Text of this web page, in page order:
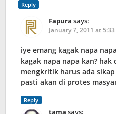
Reply
Fapura says:
January 7, 2011 at
iye emang kagak napa
kagak napa napa kan? hak
mengkritik harus ada
pasti akan di protes
Reply